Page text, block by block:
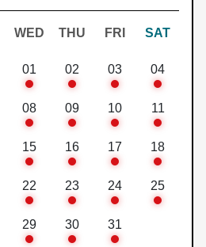
WED THU FRI SAT
01 02 03 04
08 09 10 11
15 16 17 18
22 23 24 25
29 30 31